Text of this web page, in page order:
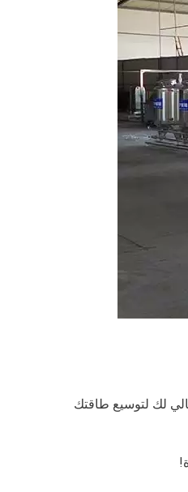
لك لتوسيع طاقتك